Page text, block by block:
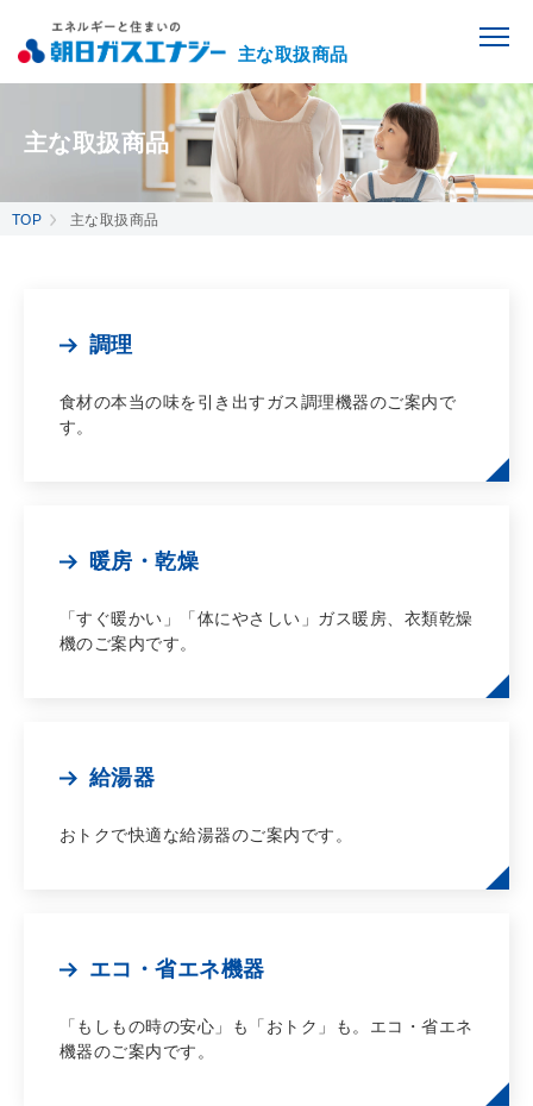
主な取扱商品
主な取扱商品
TOP 主な取扱商品
調理
食材の本当の味を引き出すガス調理機器のご案内で
す。
暖房・乾燥
「すぐ暖かい」「体にやさしい」ガス暖房、衣類乾燥
機のご案内です。
給湯器
おトクで快適な給湯器のご案内です。
エコ・省エネ機器
「もしもの時の安心」も「おトク」も。エコ・省エネ
機器のご案内です。